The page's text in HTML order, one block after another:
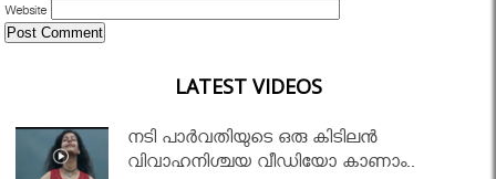
Website
LATEST VIDEOS
നടി പാർവതിയുടെ ഒരു കിടിലൻ
വിവാഹനിശ്ചയ വീഡിയോ കാണാം..